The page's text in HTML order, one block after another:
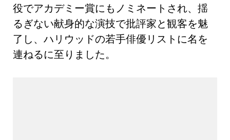
役でアカデミー賞にもノミネートされ、揺
るぎない献身的な演技で批評家と観客を魅
了し、ハリウッドの若手俳優リストに名を
連ねるに至りました。